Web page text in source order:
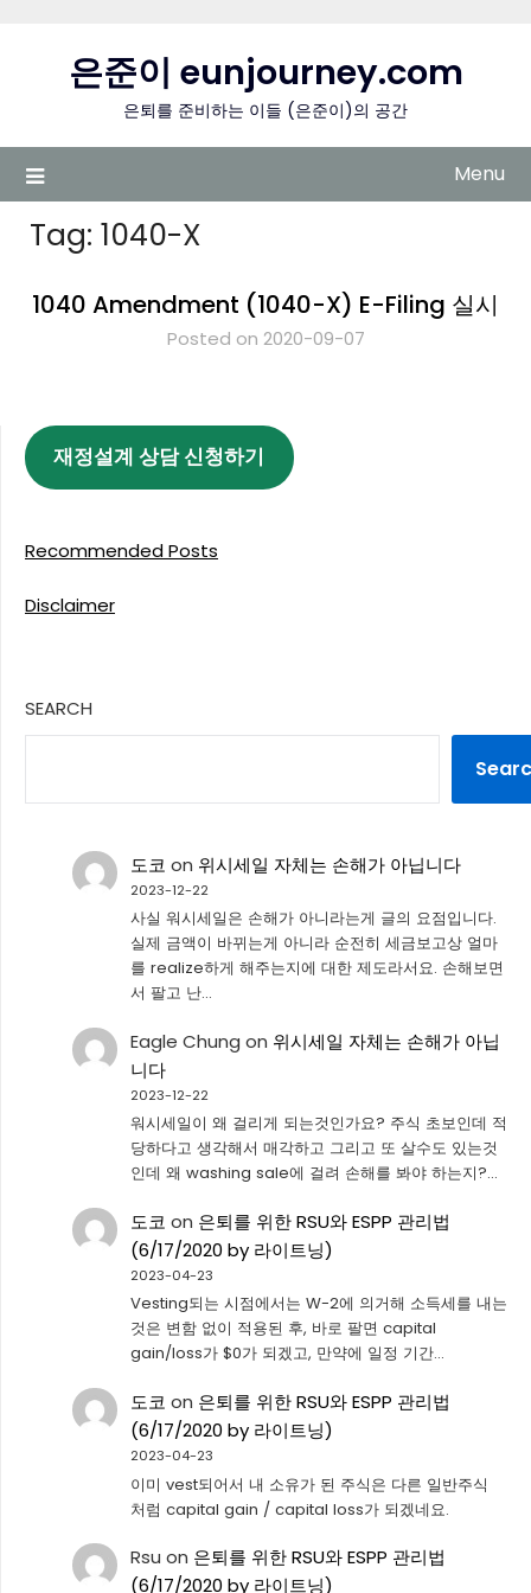
content은준이 eunjourney.com
은퇴를 준비하는 이들 (은준이)의 공간
Menu
Tag: 1040-X
1040 Amendment (1040-X) E-Filing 실시
Posted on 2020-09-07
재정설계 상담 신청하기
Recommended Posts
Disclaimer
SEARCH
도코 on 위시세일 자체는 손해가 아닙니다
2023-12-22
사실 워시세일은 손해가 아니라는게 글의 요점입니다.
실제 금액이 바뀌는게 아니라 순전히 세금보고상 얼마
를 realize하게 해주는지에 대한 제도라서요. 손해보면
서 팔고 난…
Eagle Chung on 위시세일 자체는 손해가 아닙
니다
2023-12-22
워시세일이 왜 걸리게 되는것인가요? 주식 초보인데 적
당하다고 생각해서 매각하고 그리고 또 살수도 있는것
인데 왜 washing sale에 걸려 손해를 봐야 하는지?…
도코 on 은퇴를 위한 RSU와 ESPP 관리법
(6/17/2020 by 라이트닝)
2023-04-23
Vesting되는 시점에서는 W-2에 의거해 소득세를 내는
것은 변함 없이 적용된 후, 바로 팔면 capital
gain/loss가 $0가 되겠고, 만약에 일정 기간…
도코 on 은퇴를 위한 RSU와 ESPP 관리법
(6/17/2020 by 라이트닝)
2023-04-23
이미 vest되어서 내 소유가 된 주식은 다른 일반주식
처럼 capital gain / capital loss가 되겠네요.
Rsu on 은퇴를 위한 RSU와 ESPP 관리법
(6/17/2020 by 라이트닝)